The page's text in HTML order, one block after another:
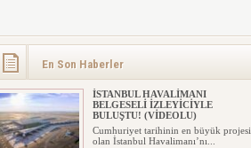
En Son Haberler
İSTANBUL HAVALİMANI
BELGESELİ İZLEYİCİYLE
BULUŞTU! (VİDEOLU)
Cumhuriyet tarihinin en büyük projesi
olan İstanbul Havalimanı’nı...